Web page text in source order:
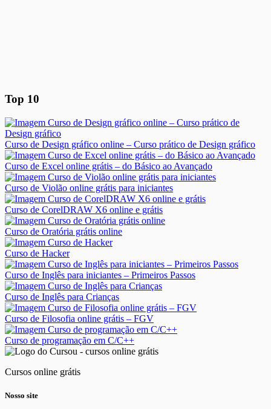
Top 10
Curso de Design gráfico online – Curso prático de Design gráfico
Curso de Excel online grátis – do Básico ao Avançado
Curso de Violão online grátis para iniciantes
Curso de CorelDRAW X6 online e grátis
Curso de Oratória grátis online
Curso de Hacker
Curso de Inglês para iniciantes – Primeiros Passos
Curso de Inglês para Crianças
Curso de Filosofia online grátis – FGV
Curso de programação em C/C++
Cursos online grátis
Nosso site